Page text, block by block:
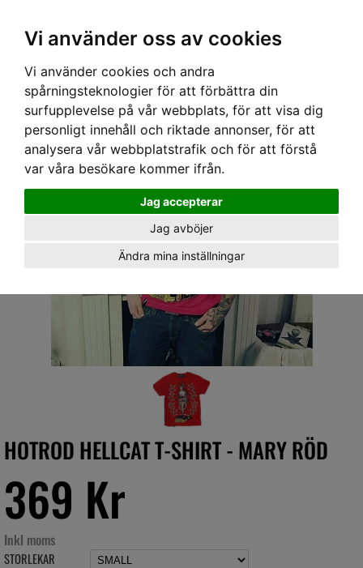
Vi använder oss av cookies
Vi använder cookies och andra
spårningsteknologier för att förbättra din
surfupplevelse på vår webbplats, för att visa dig
personligt innehåll och riktade annonser, för att
analysera vår webbplatstrafik och för att förstå
var våra besökare kommer ifrån.
Jag accepterar
Jag avböjer
Ändra mina inställningar
Hem› HERR›T-SHIRT › HOTROD HELLCAT T-SHIRT - MARY RÖD
HOTROD HELLCAT T-SHIRT - MARY RÖD
369 Kr
Inkl moms
STORLEKAR